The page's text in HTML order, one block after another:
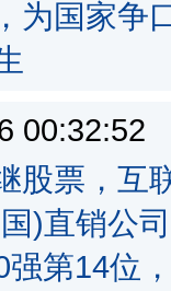
为国家争
股票，互
)直销公
第14位